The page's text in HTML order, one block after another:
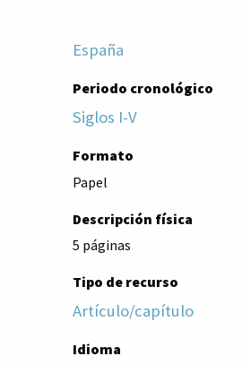
España
Periodo cronológico
Siglos I-V
Formato
Papel
Descripción física
5 páginas
Tipo de recurso
Artículo/capítulo
Idioma